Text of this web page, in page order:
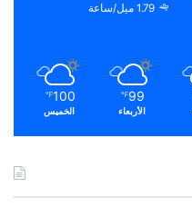
1.79 ميل/ساعة
99
℉
الأربعاء
100
℉
الخميس